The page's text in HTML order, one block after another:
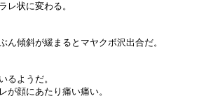
レ状に変わる。
傾斜が緩まるとマヤクボ沢出合だ。
ようだ。
顔にあたり痛い痛い。